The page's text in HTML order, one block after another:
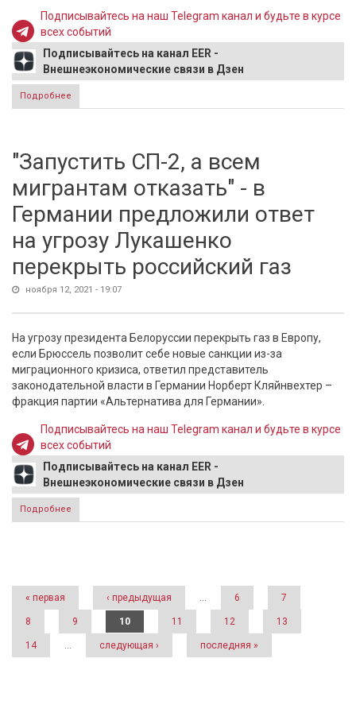
Подписывайтесь на наш Telegram канал и будьте в курсе
всех событий
Подписывайтесь на канал EER -
Внешнеэкономические связи в Дзен
Подробнее
"Запустить СП-2, а всем
мигрантам отказать" - в
Германии предложили ответ
на угрозу Лукашенко
перекрыть российский газ
ноября 12, 2021 - 19:07
На угрозу президента Белоруссии перекрыть газ в Европу,
если Брюссель позволит себе новые санкции из-за
миграционного кризиса, ответил представитель
законодательной власти в Германии Норберт Кляйнвехтер –
фракция партии «Альтернатива для Германии».
Подписывайтесь на наш Telegram канал и будьте в курсе
всех событий
Подписывайтесь на канал EER -
Внешнеэкономические связи в Дзен
Подробнее
предложили ответ на угрозу Лукашенко перекрыть
Страницы
« первая ‹ предыдущая … 6 7
8 9 10 11 12 13
14 … следующая › последняя »